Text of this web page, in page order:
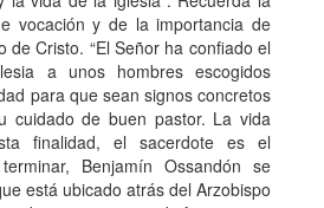
vocación y de la importancia de
de Cristo. “El Señor ha confiado el
a unos hombres escogidos
para que sean signos concretos
cuidado de buen pastor. La vida
finalidad, el sacerdote es el
Benjamín Ossandón se
está ubicado atrás del Arzobispo